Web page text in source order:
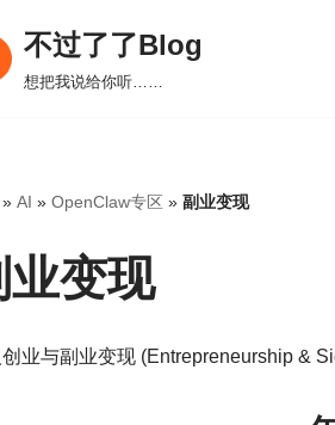
不过了了Blog
想把我说给你听……
» AI » OpenClaw专区 » 副业变现
业变现
业与副业变现 (Entrepreneurship &